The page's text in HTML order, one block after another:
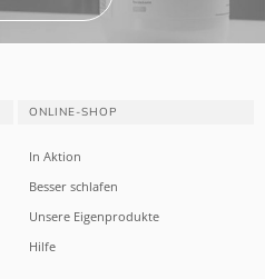
ONLINE-SHOP
In Aktion
Besser schlafen
Unsere Eigenprodukte
Hilfe